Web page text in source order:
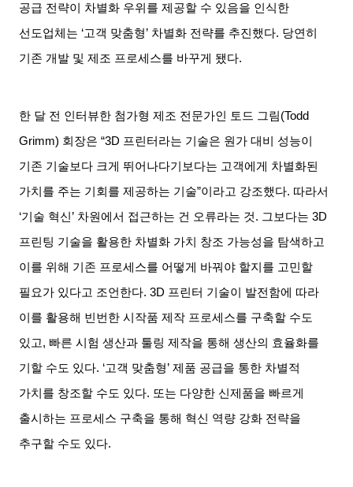
공급 전략이 차별화 우위를 제공할 수 있음을 인식한
선도업체는 ‘고객 맞춤형’ 차별화 전략를 추진했다. 당연히
기존 개발 및 제조 프로세스를 바꾸게 됐다.
한 달 전 인터뷰한 첨가형 제조 전문가인 토드 그림(Todd
Grimm) 회장은 “3D 프린터라는 기술은 원가 대비 성능이
기존 기술보다 크게 뛰어나다기보다는 고객에게 차별화된
가치를 주는 기회를 제공하는 기술”이라고 강조했다. 따라서
‘기술 혁신 ’ 차원에서 접근하는 건 오류라는 것. 그보다는 3D
프린팅 기술을 활용한 차별화 가치 창조 가능성을 탐색하고
이를 위해 기존 프로세스를 어떻게 바꿔야 할지를 고민할
필요가 있다고 조언한다. 3D 프린터 기술이 발전함에 따라
이를 활용해 빈번한 시작품 제작 프로세스를 구축할 수도
있고, 빠른 시험 생산과 툴링 제작을 통해 생산의 효율화를
기할 수도 있다. ‘고객 맞춤형’제품 공급을 통한 차별적
가치를 창조할 수도 있다. 또는 다양한 신제품을 빠르게
출시하는 프로세스 구축을 통해 혁신 역량 강화 전략을
추구할 수도 있다.